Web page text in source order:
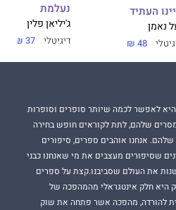
העתיד
נאמן
48 ₪
נעלמת
ג'יליאן פלין
דיגיטלי 37 ₪
לאפשר לכמה שיותר סופרים וסופרות
שלהם, לתת לקוראים חופש בחירה
אנחנו אוהבים ספרים, סיפורים
שסיפורים מעצבים את מי שאנחנו כבני
את העולם שסביבנו.קצת על ספרים
היא חלק אינטגראלי מהמהפכה של
להורדה, מהפכה אשר פתחה את שוק